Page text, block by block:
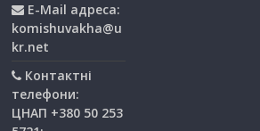
E-Mail адреса:
komishuvakha@u
kr.net
Контактні
телефони:
ЦНАП +380 50 253